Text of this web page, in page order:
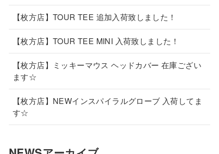
【枚方店】TOUR TEE 追加入荷致しました！
【枚方店】TOUR TEE MINI 入荷致しました！
【枚方店】ミッキーマウス ヘッドカバー 在庫ござい
ます☆
【枚方店】NEWインスパイラルグローブ 入荷してま
す☆